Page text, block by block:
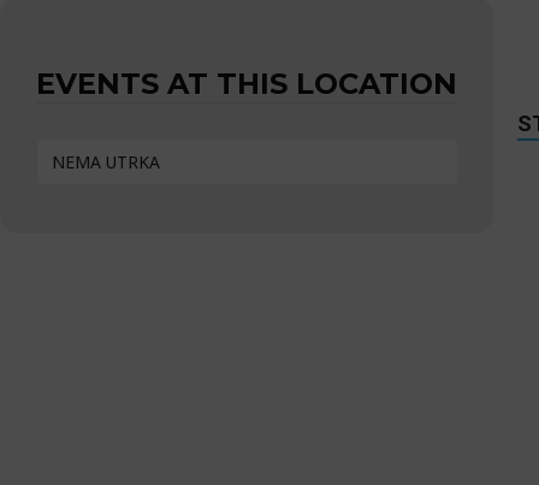
EVENTS AT THIS LOCATION
NEMA UTRKA